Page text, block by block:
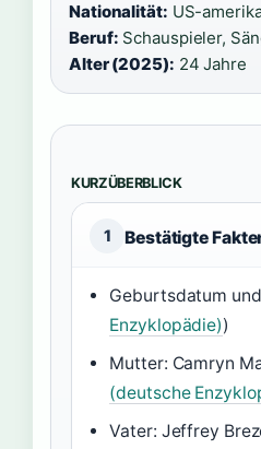
Nationalität: US-
Beruf: Schauspieler,
Alter (2025): 24 Jahre
KURZÜBERBLICK
1 Bestätigte
Geburtsdatum
Enzyklopädie))
Mutter: Camryn
(deutsche
Vater: Jeffrey